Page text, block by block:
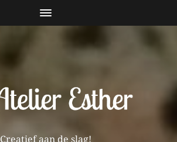
Creatief aan de slag!